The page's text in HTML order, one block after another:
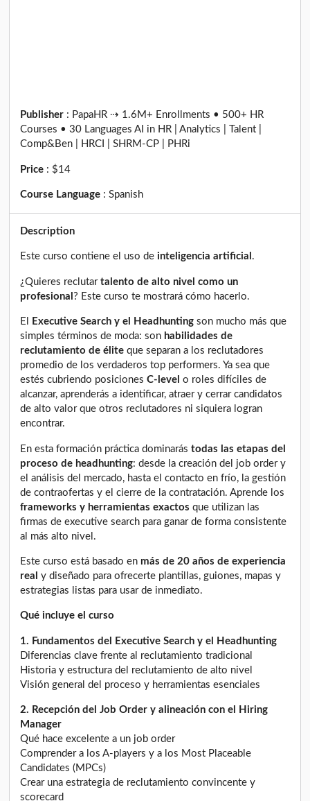
Publisher : PapaHR ⇢ 1.6M+ Enrollments • 500+ HR
Courses • 30 Languages AI in HR | Analytics | Talent |
Comp&Ben | HRCI | SHRM-CP | PHRi
Price : $14
Course Language :Spanish
Description
Este curso contiene el uso deinteligencia artificial .
¿Quieres reclutartalento de alto nivel como un
profesional? Este curso te mostrará cómo hacerlo.
El Executive Search y el Headhunting son mucho más que
simples términos de moda: son habilidades de
reclutamiento de élite que separan a los reclutadores
promedio de los verdaderos top performers. Ya sea que
estés cubriendo posicionesC-level o roles difíciles de
alcanzar, aprenderás a identificar, atraer y cerrar candidatos
de alto valor que otros reclutadores ni siquiera logran
encontrar.
En esta formación práctica dominarástodas las etapas del
proceso de headhunting: desde la creación del job order y
el análisis del mercado, hasta el contacto en frío, la gestión
de contraofertas y el cierre de la contratación. Aprende los
frameworks y herramientas exactos que utilizan las
firmas de executive search para ganar de forma consistente
al más alto nivel.
Este curso está basado en más de 20 años de experiencia
real y diseñado para ofrecerte plantillas, guiones, mapas y
estrategias listas para usar de inmediato.
Qué incluye el curso
1. Fundamentos del Executive Search y el Headhunting
Diferencias clave frente al reclutamiento tradicional
Historia y estructura del reclutamiento de alto nivel
Visión general del proceso y herramientas esenciales
2. Recepción del Job Order y alineación con el Hiring
Manager
Qué hace excelente a un job order
Comprender a los A-players y a los Most Placeable
Candidates (MPCs)
Crear una estrategia de reclutamiento convincente y
scorecard